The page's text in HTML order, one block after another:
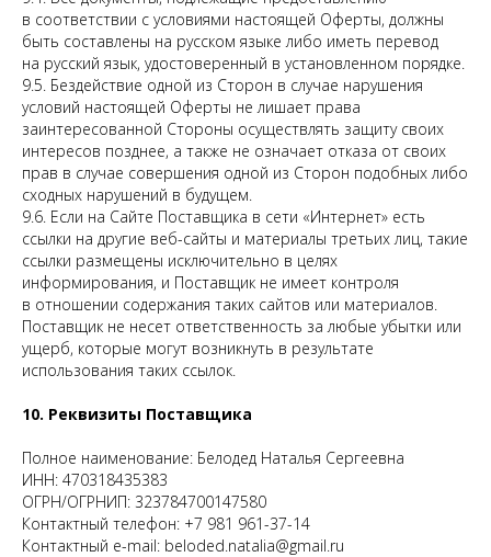
в соответствии с условиями настоящей Оферты, должны
быть составлены на русском языке либо иметь перевод
на русский язык, удостоверенный в установленном порядке.
9.5. Бездействие одной из Сторон в случае нарушения
условий настоящей Оферты не лишает права
заинтересованной Стороны осуществлять защиту своих
интересов позднее, а также не означает отказа от своих
прав в случае совершения одной из Сторон подобных либо
сходных нарушений в будущем.
9.6. Если на Сайте Поставщика в сети «Интернет» есть
ссылки на другие веб-сайты и материалы третьих лиц, такие
ссылки размещены исключительно в целях
информирования, и Поставщик не имеет контроля
в отношении содержания таких сайтов или материалов.
Поставщик не несет ответственность за любые убытки или
ущерб, которые могут возникнуть в результате
использования таких ссылок.
10. Реквизиты Поставщика
Полное наименование: Белодед Наталья Сергеевна
ИНН: 470318435383
ОГРН/ОГРНИП: 323784700147580
Контактный телефон: +7 981 961-37-14
Контактный e-mail: beloded.natalia@gmail.ru